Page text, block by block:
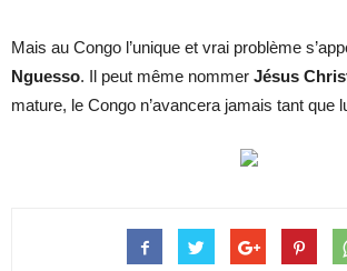
Mais au Congo l’unique et vrai pro­blème
Nguesso. Il peut même nom­mer Jé­sus
ma­ture, le Congo n’avan­cera ja­mais tant que